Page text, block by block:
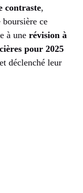
contraste,
boursière ce
à une révision à
pour 2025
déclenché leur